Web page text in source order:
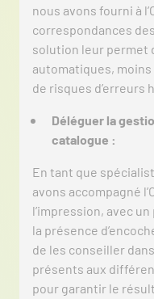
nous avons fourni à
correspondances
solution leur permet
automatiques,
de risques d’erreurs
Déléguer la
catalogue :
En tant que
avons accompagné
l’impression, avec
la présence
de les conseiller
présents aux
pour garantir le